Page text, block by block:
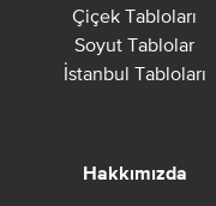
Çiçek Tabloları
Soyut Tablolar
İstanbul Tabloları
Hakkımızda